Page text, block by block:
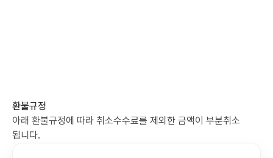
환불규정
아래 환불규정에 따라 취소수수료를 제외한 금액이 부분취소
됩니다.